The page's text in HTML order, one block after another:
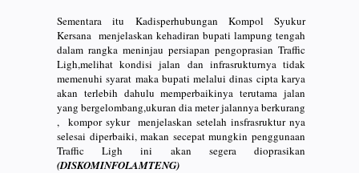
Sementara itu Kadisperhubungan Kompol Syukur
Kersana menjelaskan kehadiran bupati lampung tengah
dalam rangka meninjau persiapan pengoprasian Traffic
Ligh,melihat kondisi jalan dan infrasrukturnya tidak
memenuhi syarat maka bupati melalui dinas cipta karya
akan terlebih dahulu memperbaikinya terutama jalan
yang bergelombang,ukuran dia meter jalannya berkurang
, kompor sykur menjelaskan setelah insfrasruktur nya
selesai diperbaiki, makan secepat mungkin penggunaan
Traffic Ligh ini akan segera dioprasikan
(DISKOMINFOLAMTENG)